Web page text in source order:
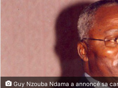
y
e
r
u
o
Guy Nzouba Ndama a annoncé sa